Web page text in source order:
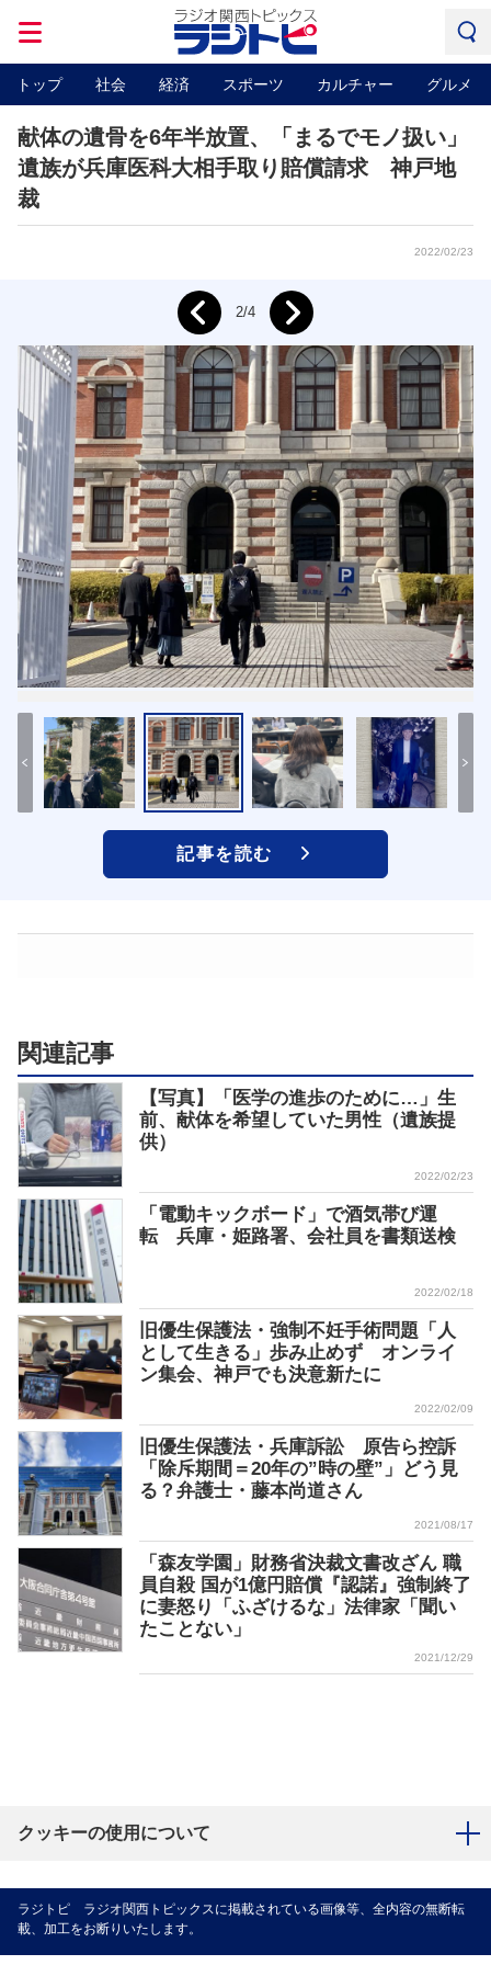
トップ 社会 経済 スポーツ カルチャー グルメ
献体の遺骨を6年半放置、「まるでモノ扱い」
遺族が兵庫医科大相手取り賠償請求 神戸地
裁
2022/02/23
Prev 2/4 Next
記事を読む
関連記事
【写真】「医学の進歩のために…」生
前、献体を希望していた男性（遺族提
供）
2022/02/23
「電動キックボード」で酒気帯び運
転 兵庫・姫路署、会社員を書類送検
2022/02/18
旧優生保護法・強制不妊手術問題「人
として生きる」歩み止めず オンライ
ン集会、神戸でも決意新たに
2022/02/09
旧優生保護法・兵庫訴訟 原告ら控訴
「除斥期間＝20年の”時の壁”」どう見
る？弁護士・藤本尚道さん
2021/08/17
「森友学園」財務省決裁文書改ざん 職
員自殺 国が1億円賠償『認諾』強制終了
に妻怒り「ふざけるな」法律家「聞い
たことない」
2021/12/29
クッキーの使用について
ラジトピ ラジオ関西トピックスに掲載されている画像等、全内容の無断転
載、加工をお断りいたします。